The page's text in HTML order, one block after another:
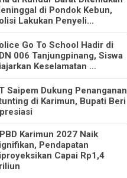
di Pondok Kebun,
Lakukan Penyeli…
Go To School Hadir di
006 Tanjungpinang, Siswa
Keselamatan …
Saipem Dukung Penanganan
di Karimun, Bupati Beri
Karimun 2027 Naik
Pendapatan
Capai Rp1,4